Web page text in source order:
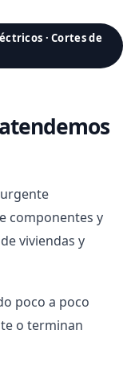
· Cortes de
componentes y
viviendas y
poco a poco
o terminan